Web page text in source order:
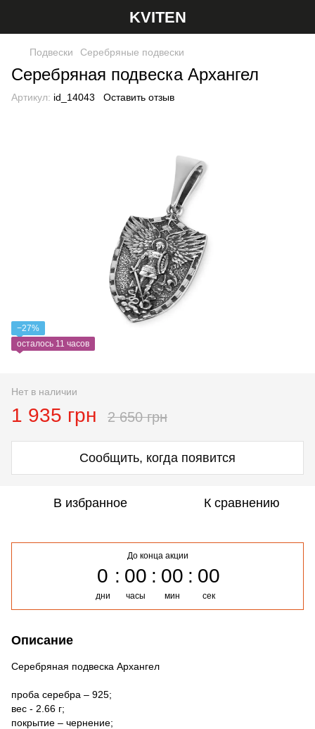
KVITEN
Подвески Серебряные подвески
Серебряная подвеска Архангел
Артикул: id_14043 Оставить отзыв
−27%
осталось 11 часов
Нет в наличии
1 935 грн 2 650 грн
Сообщить, когда появится
В избранное К сравнению
До конца акции
0
дни
00
часы
00
мин
00
сек
Описание
Серебряная подвеска Архангел
проба серебра – 925;
вес - 2.66 г;
покрытие – чернение;